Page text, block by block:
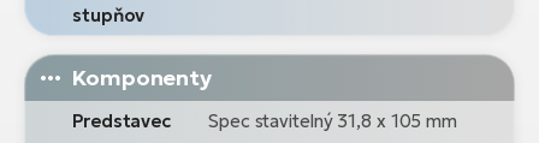
stupňov
Komponenty
Predstavec Spec stavitelný 31,8 x 105 mm